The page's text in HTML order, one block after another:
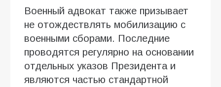
Военный адвокат также призывает
не отождествлять мобилизацию с
военными сборами. Последние
проводятся регулярно на основании
отдельных указов Президента и
являются частью стандартной